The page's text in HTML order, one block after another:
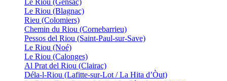
Le Riou (Gensac)
Le Riou (Blagnac)
Rieu (Colomiers)
Chemin du Riou (Cornebarrieu)
Pessos del Riou (Saint-Paul-sur-Save)
Le Riou (Noé)
Le Riou (Calonges)
Al Prat del Riou (Clairac)
Déla-l-Riou (Lafitte-sur-Lot / La Hita d’Òut)